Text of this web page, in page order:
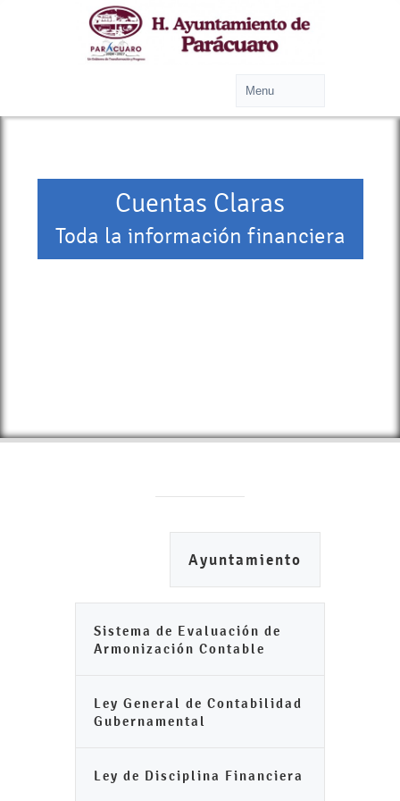
Cuentas Claras
Toda la información financiera
Ayuntamiento
Sistema de Evaluación de
Armonización Contable
Ley General de Contabilidad
Gubernamental
Ley de Disciplina Financiera